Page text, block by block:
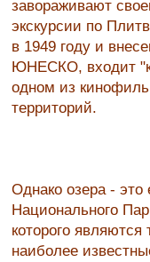
завораживают
экскурсии по
в 1949 году и
ЮНЕСКО, входит
одном из
территорий.
Однако озера - это
Национального
которого
наиболее